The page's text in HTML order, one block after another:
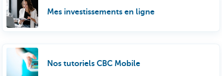
Mes investissements en ligne
Nos tutoriels CBC Mobile